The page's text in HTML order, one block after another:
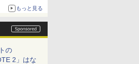
ャルB】
もっと見る
の
2」はな